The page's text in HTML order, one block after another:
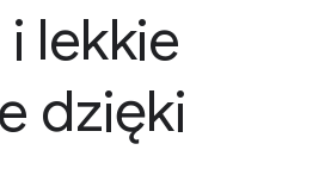
lekkie
dzięki